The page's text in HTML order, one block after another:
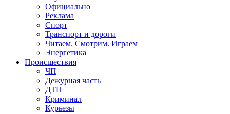
Официально
Реклама
Спорт
Транспорт и дороги
Читаем. Смотрим. Играем
Энергетика
Происшествия
ЧП
Дежурная часть
ДТП
Криминал
Курьезы